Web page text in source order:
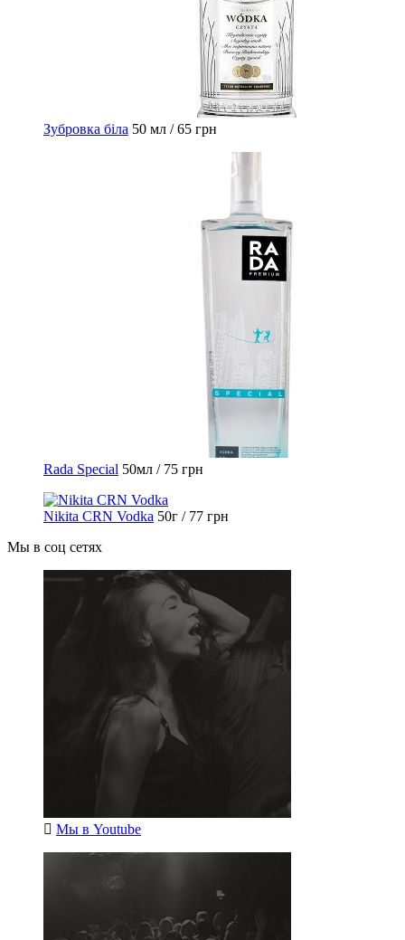
Зубровка біла 50 мл / 65 грн
Rada Special 50мл / 75 грн
Nikita CRN Vodka 50г / 77 грн
Мы в соц сетях
Мы в Youtube